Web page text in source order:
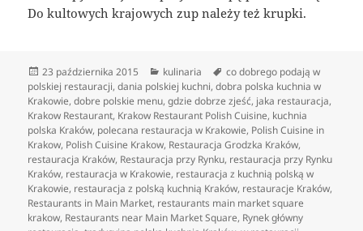
Do kultowych krajowych zup należy też krupki.
Data
publikacji
23 października 2015 Kategorie
kulinaria Tagi
co dobrego podają w
polskiej restauracji,dania polskiej kuchni,dobra polska kuchnia w
Krakowie,dobre polskie menu,gdzie dobrze zjeść, jaka restauracja,
Krakow Restaurant, Krakow Restaurant Polish Cuisine, kuchnia
polska Kraków, polecana restauracja w Krakowie, Polish Cuisine in
Krakow, Polish Cuisine Krakow, Restauracja Grodzka Kraków,
restauracja Kraków, Restauracja przy Rynku, restauracja przy Rynku
Kraków, restauracja w Krakowie, restauracja z kuchnią polską w
Krakowie, restauracja z polską kuchnią Kraków, restauracje Kraków,
Restaurants in Main Market, restaurants main market square
krakow, Restaurants near Main Market Square, Rynek główny